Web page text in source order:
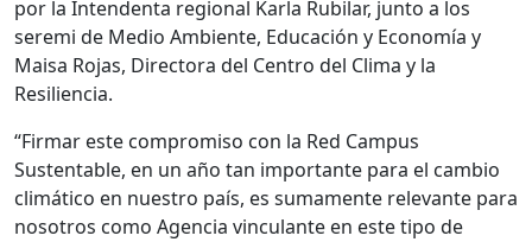
por la Intendenta regional Karla Rubilar, junto a los
seremi de Medio Ambiente, Educación y Economía y
Maisa Rojas, Directora del Centro del Clima y la
Resiliencia.
“Firmar este compromiso con la Red Campus
Sustentable, en un año tan importante para el cambio
climático en nuestro país, es sumamente relevante para
nosotros como Agencia vinculante en este tipo de